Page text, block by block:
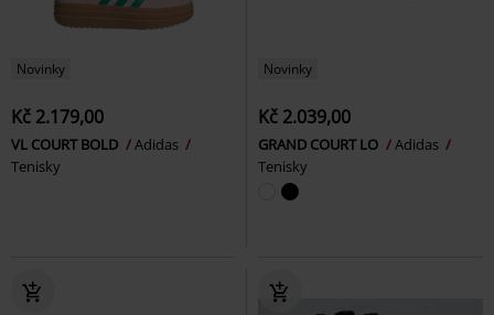
Novinky
Kč 2.179,00
VL COURT BOLD
Adidas
Tenisky
Novinky
Kč 2.039,00
GRAND COURT LO
Adidas
Tenisky